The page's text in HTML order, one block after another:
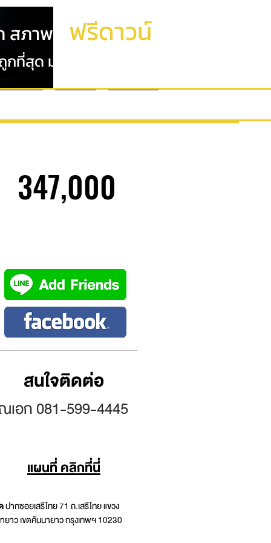
สภาพดี ฟรีดาวน์
ที่สุด มาครบ จบที่เดียว
347,000
ปากซอยเสรีไทย 71 ถ.เสรีไทย แขวง
ยาว เขตคันนายาว กรุงเทพฯ 10230
เอก 081-599-4445
แผนที่ คลิกที่นี่
สนใจติดต่อ